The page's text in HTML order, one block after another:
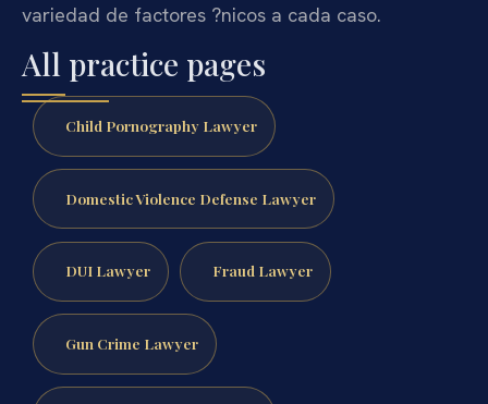
variedad de factores ?nicos a cada caso.
All practice pages
Child Pornography Lawyer
Domestic Violence Defense Lawyer
DUI Lawyer Fraud Lawyer
Gun Crime Lawyer